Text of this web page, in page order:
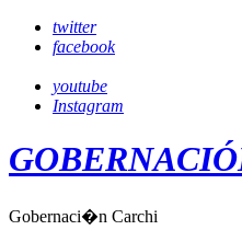
twitter
facebook
youtube
Instagram
Gobernaci�n Carchi